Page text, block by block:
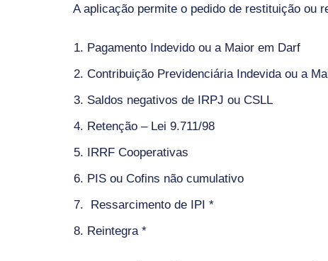
A aplicação permite o pedido de restituição ou
Pagamento Indevido ou a Maior em Darf
Contribuição Previdenciária Indevida ou a
Saldos negativos de IRPJ ou CSLL
Retenção – Lei 9.711/98
IRRF Cooperativas
PIS ou Cofins não cumulativo
Ressarcimento de IPI *
Reintegra *